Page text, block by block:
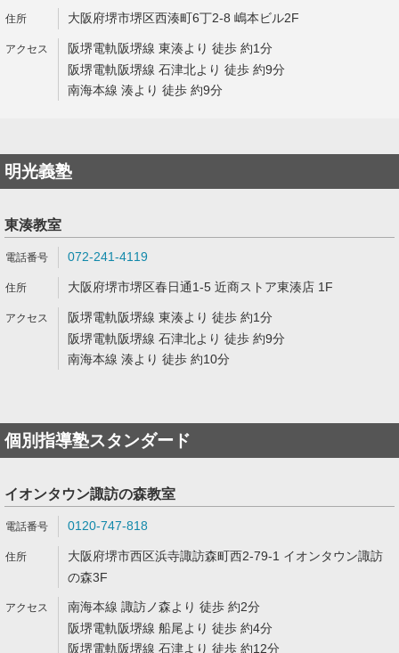
大阪府堺市堺区西湊町6丁2-8 嶋本ビル2F
阪堺電軌阪堺線 東湊より 徒歩 約1分
阪堺電軌阪堺線 石津北より 徒歩 約9分
南海本線 湊より 徒歩 約9分
明光義塾
東湊教室
072-241-4119
大阪府堺市堺区春日通1-5 近商ストア東湊店 1F
阪堺電軌阪堺線 東湊より 徒歩 約1分
阪堺電軌阪堺線 石津北より 徒歩 約9分
南海本線 湊より 徒歩 約10分
個別指導塾スタンダード
イオンタウン諏訪の森教室
0120-747-818
大阪府堺市西区浜寺諏訪森町西2-79-1 イオンタウン諏訪
の森3F
南海本線 諏訪ノ森より 徒歩 約2分
阪堺電軌阪堺線 船尾より 徒歩 約4分
阪堺電軌阪堺線 石津より 徒歩 約12分